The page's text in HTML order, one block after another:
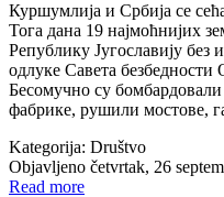
Куршумлија и Србија се
Тога дана 19 најмоћнијих
Републику Југославију без
одлуке Савета безбедности
Бесомучно су
фабрике, рушили мостове,
Kategorija: Društvo
Objavljeno četvrtak, 26
Read more